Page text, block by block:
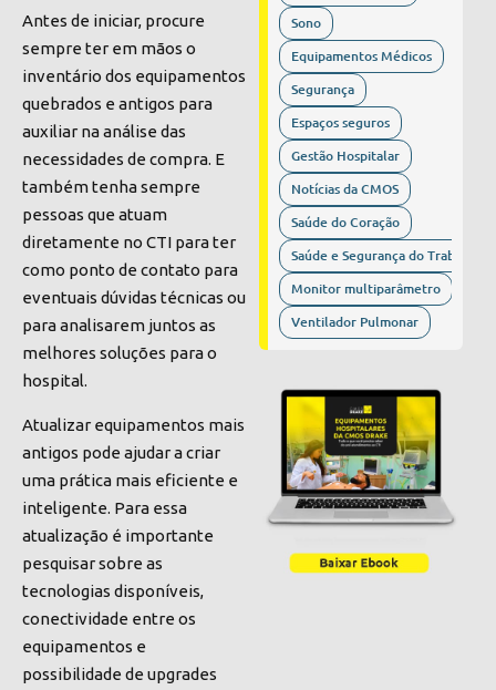
Antes de iniciar, procure
sempre ter em mãos o
inventário dos equipamentos
quebrados e antigos para
auxiliar na análise das
necessidades de compra. E
também tenha sempre
pessoas que atuam
diretamente no CTI para ter
como ponto de contato para
eventuais dúvidas técnicas ou
para analisarem juntos as
melhores soluções para o
hospital.
Atualizar equipamentos mais
antigos pode ajudar a criar
uma prática mais eficiente e
inteligente. Para essa
atualização é importante
pesquisar sobre as
tecnologias disponíveis,
conectividade entre os
equipamentos e
possibilidade de upgrades
Sono
Equipamentos Médicos
Segurança
Espaços seguros
Gestão Hospitalar
Notícias da CMOS
Saúde do Coração
Saúde e Segurança do Trabalho
Monitor multiparâmetro
Ventilador Pulmonar